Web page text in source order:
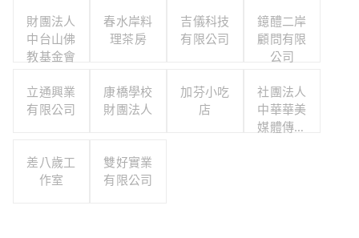
財團法人
中台山佛
教基金會
春水岸料
理茶房
吉儀科技
有限公司
鐿醴二岸
顧問有限
公司
立通興業
有限公司
康橋學校
財團法人
加芬小吃
店
社團法人
中華華美
媒體傳播
差八歲工
作室
雙好實業
有限公司